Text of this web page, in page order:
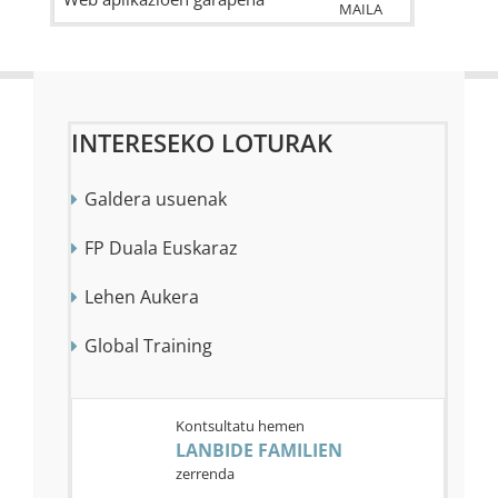
MAILA
INTERESEKO LOTURAK
Galdera usuenak
FP Duala Euskaraz
Lehen Aukera
Global Training
Kontsultatu hemen
LANBIDE FAMILIEN
zerrenda
Lanbide Heziketako Sailburuordetza: